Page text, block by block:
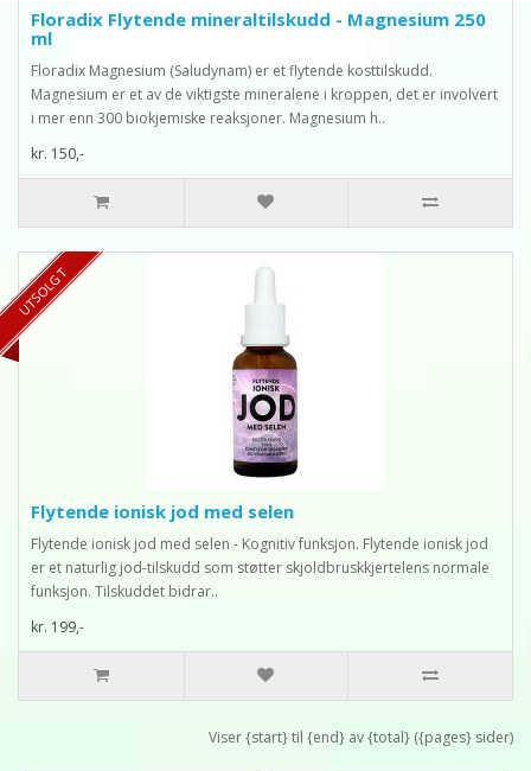
Floradix Flytende mineraltilskudd - Magnesium 250
ml
Floradix Magnesium (Saludynam) er et flytende kosttilskudd.
Magnesium er et av de viktigste mineralene i kroppen, det er involvert
i mer enn 300 biokjemiske reaksjoner. Magnesium h..
kr. 150,-
UTSOLGT
Flytende ionisk jod med selen
Flytende ionisk jod med selen - Kognitiv funksjon. Flytende ionisk jod
er et naturlig jod-tilskudd som støtter skjoldbruskkjertelens normale
funksjon. Tilskuddet bidrar..
kr. 199,-
Viser {start} til {end} av {total} ({pages} sider)